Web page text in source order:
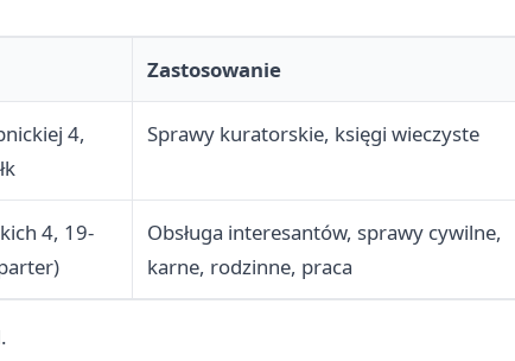
Zastosowanie
4,
Sprawy kuratorskie, księgi wieczyste
4, 19-
Obsługa interesantów, sprawy cywilne,
karne, rodzinne, praca